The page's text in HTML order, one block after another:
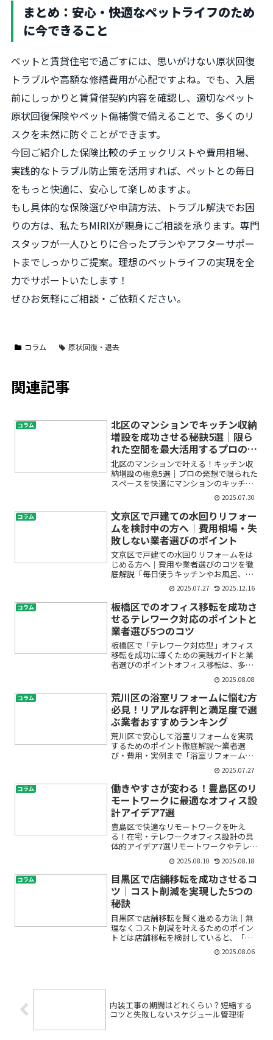
まとめ：安心・快適なペットライフのため
に今できること
ペットと賃貸住宅で過ごすには、思いがけない原状回復
トラブルや高額な修繕費用が心配ですよね。でも、入居
前にしっかりと賃貸借契約内容を確認し、適切なペット
原状回復保険やペット傷補償で備えることで、多くのリ
スクを未然に防ぐことができます。
今回ご紹介した保険比較のチェックリストや費用相場、
実践的なトラブル防止策を活用すれば、ペットとの毎日
をもっと快適に、安心して楽しめますよ。
もし具体的な保険選びや申請方法、トラブル解決でお困
りの方は、私たちMIRIXが親身にご相談を承ります。専門
スタッフが一人ひとりに合ったプランやアフターサポー
トまでしっかりご提案。理想のペットライフの実現を全
力でサポートいたします！
ぜひお気軽にご相談・ご依頼ください。
コラム 原状回復・退去
関連記事
コラム
北区のマンションでキッチン収納
増設を成功させる秘訣5選｜限ら
れた空間を最大活用するプロのア
イデア
北区のマンションで叶える！キッチン収
納増設の極意5選｜プロの発想で限られた
スペースを快適にマンションのキッチン
収納が足りず、片付けてもすぐにモノが
溢れてしまう・調理スペースが狭く使い
づらい……。そんなお悩みをお持ちでは
ありませんか？特に北区...
2025.07.30
コラム
文京区で戸建ての水回りリフォー
ムを検討中の方へ｜費用相場・失
敗しない業者選びのポイント
文京区で戸建ての水回りリフォームをは
じめる方へ｜費用や業者選びのコツを徹
底解説「毎日使うキッチンやお風呂、ト
イレが古くなってきた」「使い勝手が悪
くて家事が大変」「そろそろ水回りのリ
フォームをしたいけど、費用や流れが分
からず不安」——そんな悩...
2025.07.27 2025.12.16
コラム
板橋区でのオフィス移転を成功さ
せるテレワーク対応のポイントと
業者選び5つのコツ
板橋区で「テレワーク対応型」オフィス
移転を成功に導くための実践ガイドと業
者選びのポイントオフィス移転は、多く
の企業にとって大きな決断です。ただで
さえ不安や疑問が尽きないなか、「テレ
ワーク導入」「リモートワーク環境構
築」といった新しい働き方改...
2025.08.08
コラム
荒川区の浴室リフォームに悩む方
必見！リアルな評判と満足度で選
ぶ業者おすすめランキング
荒川区で安心して浴室リフォームを実現
するためのポイント徹底解説〜業者選
び・費用・実例まで「浴室リフォームを
したいけど、どの業者に頼めば良いかわ
からない」「費用がどれくらいかかるの
か不安」「実際にリフォームした人の評
判やアフターサポートも気に...
2025.07.27
コラム
働きやすさが変わる！豊島区のリ
モートワークに最適なオフィス設
計アイデア7選
豊島区で快適なリモートワークを叶え
る！在宅・テレワークオフィス設計の具
体的アイデア7選リモートワークやテレワ
ークが当たり前になった今、「自宅や小
さなオフィスで本当に集中できるの？」
「快適な作業スペースにしたいけど、ど
こから手をつければいいか...
2025.08.10 2025.08.18
コラム
目黒区で店舗移転を成功させるコ
ツ｜コスト削減を実現した5つの
秘訣
目黒区で店舗移転を賢く進める方法｜無
理なくコスト削減を叶えるためのポイン
トとは店舗移転を検討していると、「思
ったより費用が高い」「どこで節約でき
るのかわからない」といった不安はあり
2025.08.06
内装工事の期間はどれくらい？短縮する
コツと失敗しないスケジュール管理術